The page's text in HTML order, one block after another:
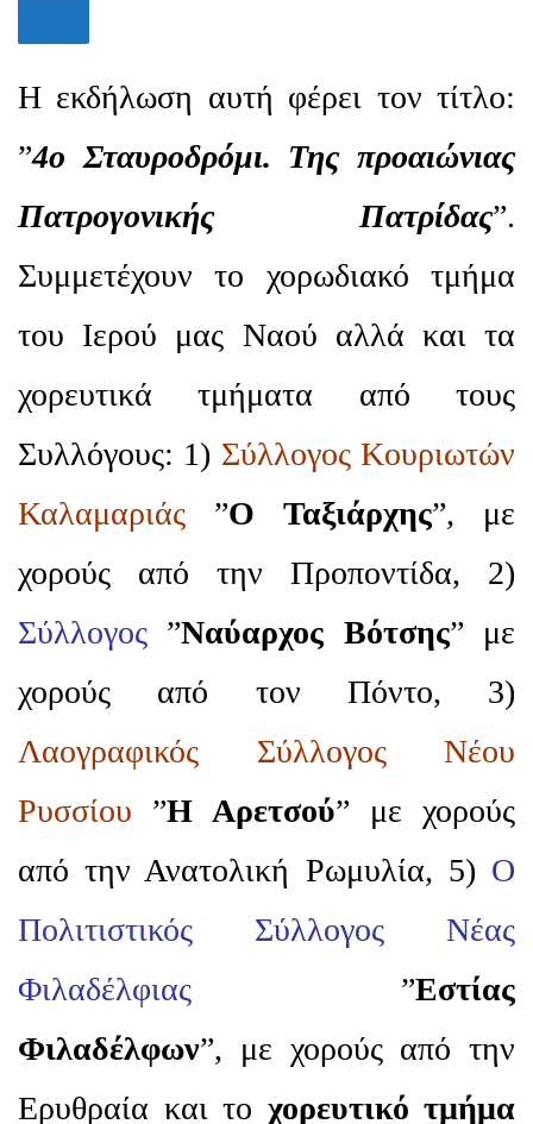
Η εκδήλωση αυτή φέρει τον τίτλο:
”4ο Σταυροδρόμι. Της προαιώνιας
Πατρογονικής Πατρίδας”.
Συμμετέχουν το χορωδιακό τμήμα
του Ιερού μας Ναού αλλά και τα
χορευτικά τμήματα από τους
Συλλόγους: 1) Σύλλογος Κουριωτών
Καλαμαριάς ”Ο Ταξιάρχης”, με
χορούς από την Προποντίδα, 2)
Σύλλογος ”Ναύαρχος Βότσης” με
χορούς από τον Πόντο, 3)
Λαογραφικός Σύλλογος Νέου
Ρυσσίου ”Η Αρετσού” με χορούς
από την Ανατολική Ρωμυλία, 5) Ο
Πολιτιστικός Σύλλογος Νέας
Φιλαδέλφιας ”Εστίας
Φιλαδέλφων”, με χορούς από την
Ερυθραία και το χορευτικό τμήμα